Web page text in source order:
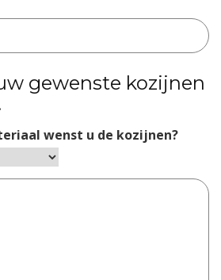
gewenste kozijnen
wenst u de kozijnen?